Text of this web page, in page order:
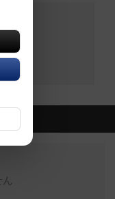
せん